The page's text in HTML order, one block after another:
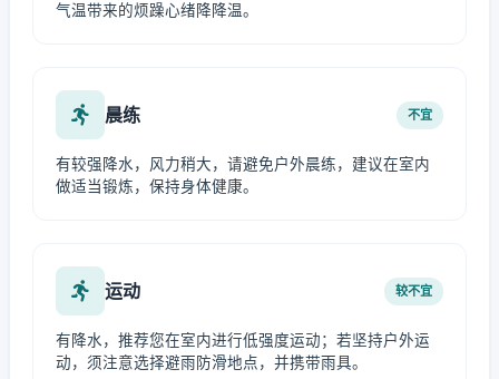
气温带来的烦躁心绪降降温。
晨练 不宜
有较强降水，风力稍大，请避免户外晨练，建议在室内
做适当锻炼，保持身体健康。
运动 较不宜
有降水，推荐您在室内进行低强度运动；若坚持户外运
动，须注意选择避雨防滑地点，并携带雨具。